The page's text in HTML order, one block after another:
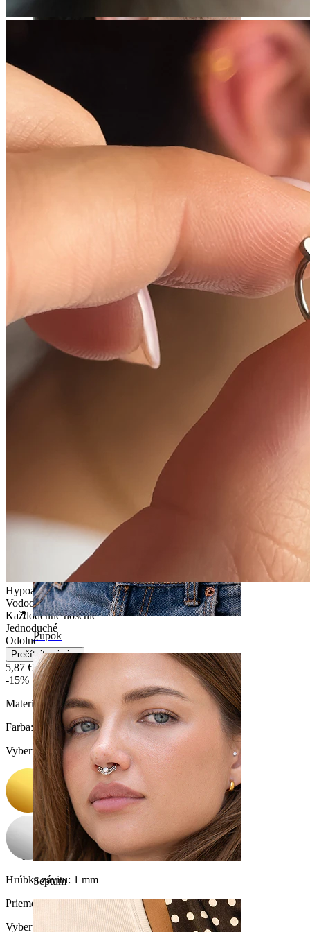
Rozťahovanie
Pupok
Septum
Hypoalergénne
Vodoodolné
Každodenné nosenie
Jednoduché
Odolné
Prečítajte si viac
5,87 €6,90 €
-15%
Materiál:Titán
Farba:
Vyberte Farba
Hrúbka závitu: 1 mm
Priemer
Vyberte Priemer